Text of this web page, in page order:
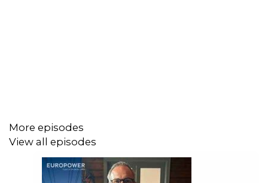
More episodes
View all episodes